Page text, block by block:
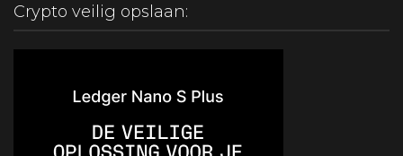
Crypto veilig opslaan: